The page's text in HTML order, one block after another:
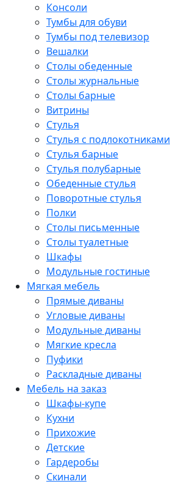
Консоли
Тумбы для обуви
Тумбы под телевизор
Вешалки
Столы обеденные
Столы журнальные
Столы барные
Витрины
Стулья
Стулья с подлокотниками
Стулья барные
Стулья полубарные
Обеденные стулья
Поворотные стулья
Полки
Столы письменные
Столы туалетные
Шкафы
Модульные гостиные
Мягкая мебель
Прямые диваны
Угловые диваны
Модульные диваны
Мягкие кресла
Пуфики
Раскладные диваны
Мебель на заказ
Шкафы-купе
Кухни
Прихожие
Детские
Гардеробы
Скинали